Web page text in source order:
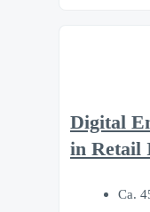
Digital
in Retail
Ca.